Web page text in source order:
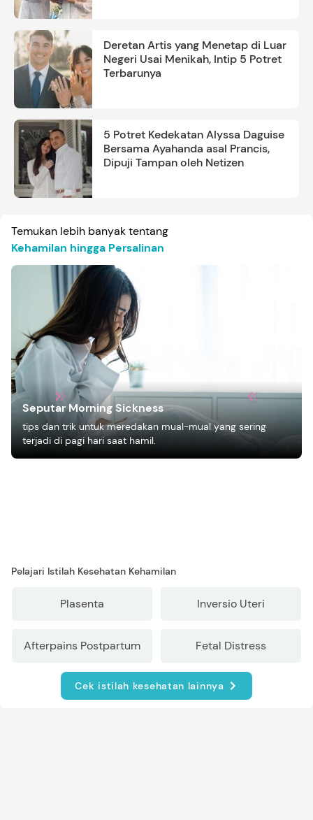
Deretan Artis yang Menetap di Luar
Negeri Usai Menikah, Intip 5 Potret
Terbarunya
5 Potret Kedekatan Alyssa Daguise
Bersama Ayahanda asal Prancis,
Dipuji Tampan oleh Netizen
Temukan lebih banyak tentang
Kehamilan hingga Persalinan
Seputar Morning Sickness
tips dan trik untuk meredakan mual-mual yang sering
terjadi di pagi hari saat hamil.
Pelajari Istilah Kesehatan Kehamilan
Plasenta Inversio Uteri
Afterpains Postpartum Fetal Distress
Cek istilah kesehatan lainnya